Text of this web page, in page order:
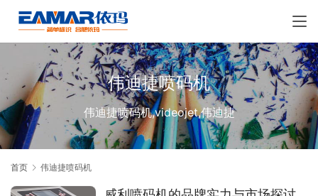
伟迪捷喷码机
伟迪捷喷码机,videojet,伟迪捷
首页 伟迪捷喷码机